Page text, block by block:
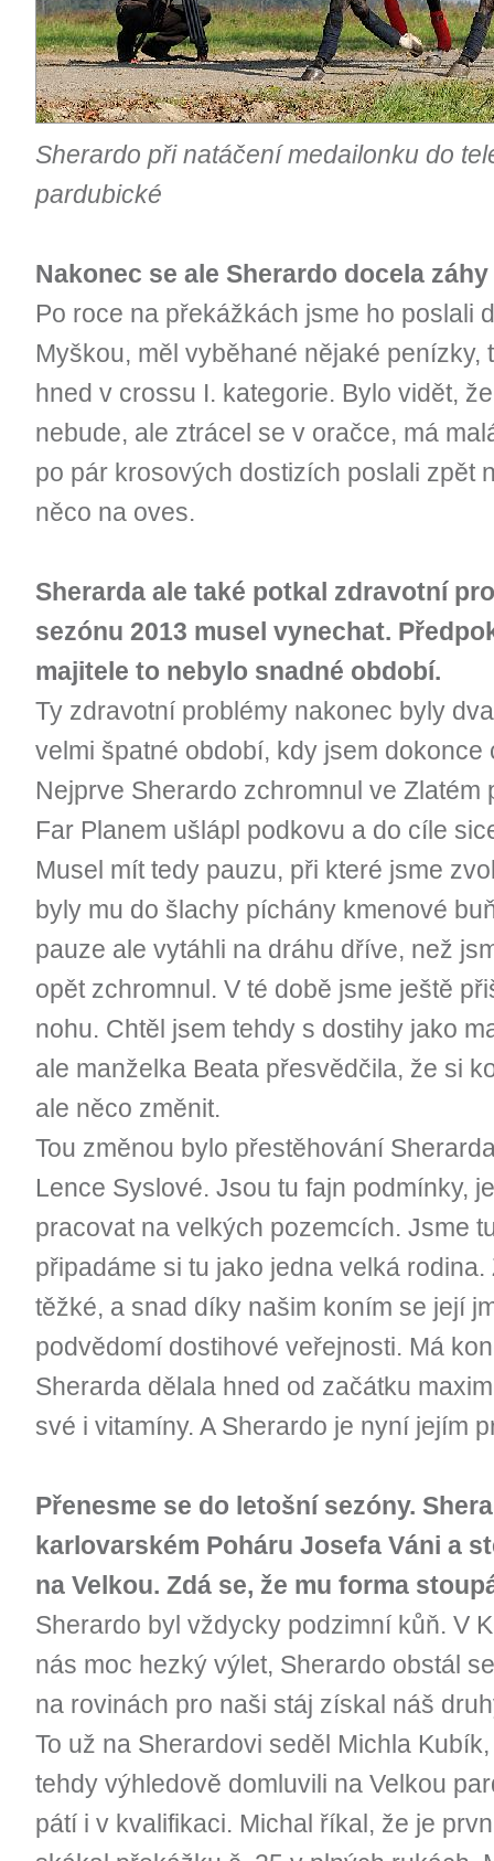
Sherardo při natáčení medailonku do
pardubické
Nakonec se ale Sherardo docela
Po roce na překážkách jsme ho poslali
Myškou, měl vyběhané nějaké
hned v crossu I. kategorie. Bylo vidět,
nebude, ale ztrácel se v oračce, má
po pár krosových dostizích poslali zpět
něco na oves.
Sherarda ale také potkal zdravotní
sezónu 2013 musel vynechat.
majitele to nebylo snadné období.
Ty zdravotní problémy nakonec byly
velmi špatné období, kdy jsem dokonce
Nejprve Sherardo zchromnul ve Zlatém
Far Planem ušlápl podkovu a do cíle
Musel mít tedy pauzu, při které jsme
byly mu do šlachy píchány kmenové
pauze ale vytáhli na dráhu dříve, než
opět zchromnul. V té době jsme ještě
nohu. Chtěl jsem tehdy s dostihy jako
ale manželka Beata přesvědčila, že si
ale něco změnit.
Tou změnou bylo přestěhování
Lence Syslové. Jsou tu fajn podmínky,
pracovat na velkých pozemcích. Jsme
připadáme si tu jako jedna velká
těžké, a snad díky našim koním se její
podvědomí dostihové veřejnosti. Má
Sherarda dělala hned od začátku
své i vitamíny. A Sherardo je nyní jejím
Přenesme se do letošní sezóny.
karlovarském Poháru Josefa Váni a
na Velkou. Zdá se, že mu forma
Sherardo byl vždycky podzimní kůň. V
nás moc hezký výlet, Sherardo obstál
na rovinách pro naši stáj získal náš
To už na Sherardovi seděl Michla
tehdy výhledově domluvili na Velkou
pátí i v kvalifikaci. Michal říkal, že je